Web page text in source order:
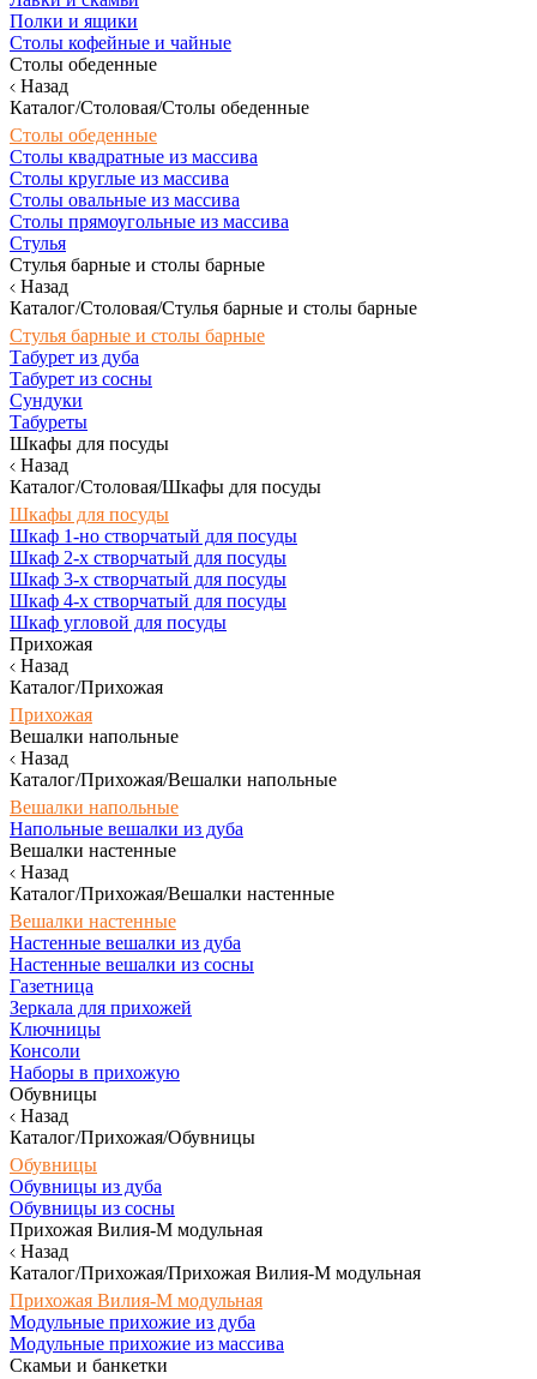
Полки и ящики
Столы кофейные и чайные
Столы обеденные
Назад
Каталог/Столовая/Столы обеденные
Столы обеденные
Столы квадратные из массива
Столы круглые из массива
Столы овальные из массива
Столы прямоугольные из массива
Стулья
Стулья барные и столы барные
Назад
Каталог/Столовая/Стулья барные и столы барные
Стулья барные и столы барные
Табурет из дуба
Табурет из сосны
Сундуки
Табуреты
Шкафы для посуды
Назад
Каталог/Столовая/Шкафы для посуды
Шкафы для посуды
Шкаф 1-но створчатый для посуды
Шкаф 2-х створчатый для посуды
Шкаф 3-х створчатый для посуды
Шкаф 4-х створчатый для посуды
Шкаф угловой для посуды
Прихожая
Назад
Каталог/Прихожая
Прихожая
Вешалки напольные
Назад
Каталог/Прихожая/Вешалки напольные
Вешалки напольные
Напольные вешалки из дуба
Вешалки настенные
Назад
Каталог/Прихожая/Вешалки настенные
Вешалки настенные
Настенные вешалки из дуба
Настенные вешалки из сосны
Газетница
Зеркала для прихожей
Ключницы
Консоли
Наборы в прихожую
Обувницы
Назад
Каталог/Прихожая/Обувницы
Обувницы
Обувницы из дуба
Обувницы из сосны
Прихожая Вилия-М модульная
Назад
Каталог/Прихожая/Прихожая Вилия-М модульная
Прихожая Вилия-М модульная
Модульные прихожие из дуба
Модульные прихожие из массива
Скамьи и банкетки